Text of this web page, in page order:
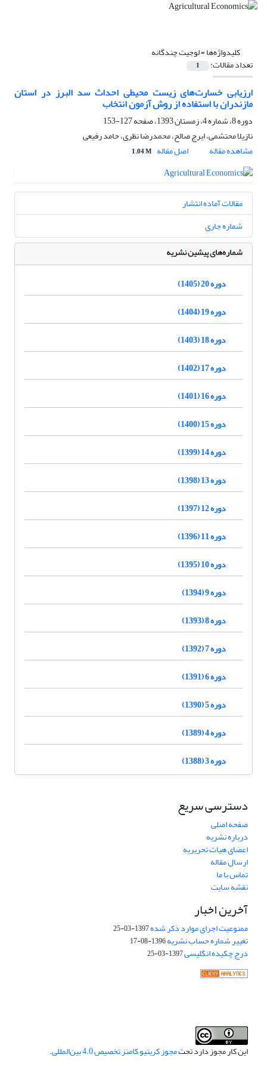
کلیدواژه‌ها =لوجیت چندگانه
تعداد مقالات: 1
ارزیابی خسارت‌های زیست محیطی احداث سد البرز در استان
مازندران با استفاده از روش آزمون انتخاب
دوره 8، شماره 4، زمستان 1393، صفحه
127-153
نازیلا محتشمی، ایرج صالح، محمدرضا نظری، حامد رفیعی
مشاهده مقاله
اصل مقاله 1.04 M
مقالات آماده انتشار
شماره جاری
شماره‌های پیشین نشریه
دوره 20 (1405)
دوره 19 (1404)
دوره 18 (1403)
دوره 17 (1402)
دوره 16 (1401)
دوره 15 (1400)
دوره 14 (1399)
دوره 13 (1398)
دوره 12 (1397)
دوره 11 (1396)
دوره 10 (1395)
دوره 9 (1394)
دوره 8 (1393)
دوره 7 (1392)
دوره 6 (1391)
دوره 5 (1390)
دوره 4 (1389)
دوره 3 (1388)
دسترسی سریع
صفحه اصلی
درباره نشریه
اعضای هیات تحریریه
ارسال مقاله
تماس با ما
نقشه سایت
آخرین اخبار
ممنوعیت اجرای موارد ذکر شده1397-03-25
تغییر شماره حساب نشریه1396-08-17
درج چکیده انگلیسی1397-03-25
این کار مجوز دارد تحتمجوز کریتیو کامنز تخصیص 4.0 بین‌المللی .